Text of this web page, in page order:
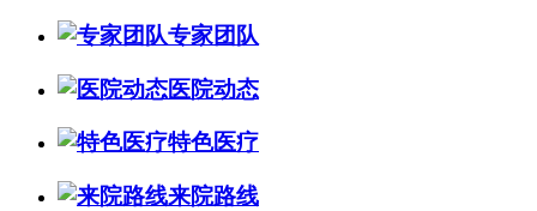
专家团队
医院动态
特色医疗
来院路线